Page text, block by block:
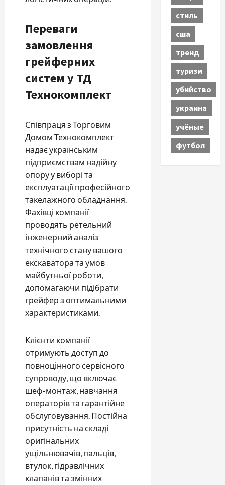
Переваги
замовлення
грейферних
систем у ТД
Технокомплект
Співпраця з Торговим
Домом Технокомплект
надає українським
підприємствам надійну
опору у виборі та
експлуатації професійного
такелажного обладнання.
Фахівці компанії
проводять ретельний
інженерний аналіз
технічного стану вашого
екскаватора та умов
майбутньої роботи,
допомагаючи підібрати
грейфер з оптимальними
характеристиками.
Клієнти компанії
отримують доступ до
повноцінного сервісного
супроводу, що включає
шеф-монтаж, навчання
операторів та гарантійне
обслуговування. Постійна
присутність на складі
оригінальних
ущільнювачів, пальців,
втулок, гідравлічних
клапанів та змінних
стиль
сша
тренд
туризм
убийство
украина
учёные
футбол